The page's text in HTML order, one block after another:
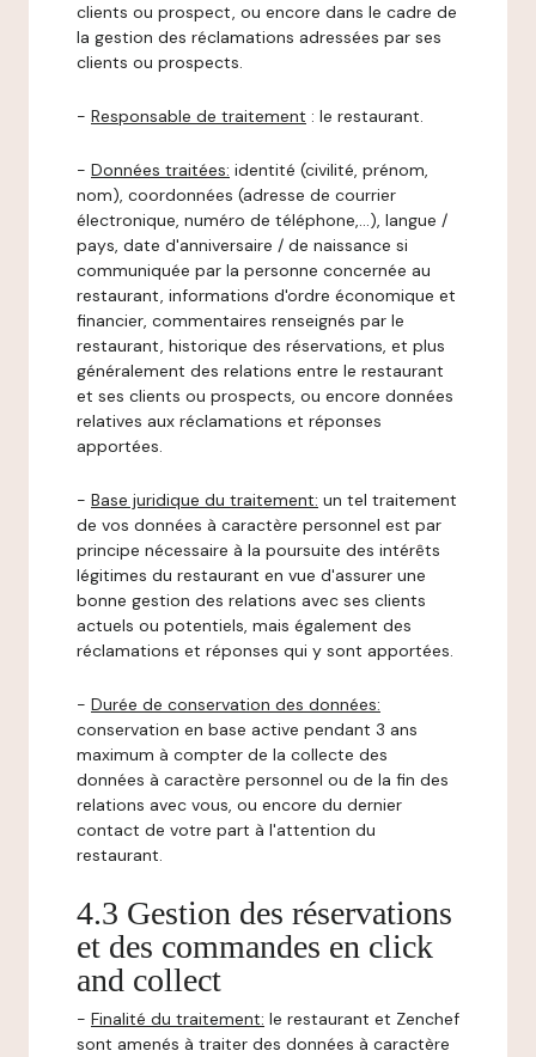
clients ou prospect, ou encore dans le cadre de
la gestion des réclamations adressées par ses
clients ou prospects.
- Responsable de traitement : le restaurant.
- Données traitées: identité (civilité, prénom,
nom), coordonnées (adresse de courrier
électronique, numéro de téléphone,…), langue /
pays, date d'anniversaire / de naissance si
communiquée par la personne concernée au
restaurant, informations d'ordre économique et
financier, commentaires renseignés par le
restaurant, historique des réservations, et plus
généralement des relations entre le restaurant
et ses clients ou prospects, ou encore données
relatives aux réclamations et réponses
apportées.
- Base juridique du traitement: un tel traitement
de vos données à caractère personnel est par
principe nécessaire à la poursuite des intérêts
légitimes du restaurant en vue d'assurer une
bonne gestion des relations avec ses clients
actuels ou potentiels, mais également des
réclamations et réponses qui y sont apportées.
- Durée de conservation des données:
conservation en base active pendant 3 ans
maximum à compter de la collecte des
données à caractère personnel ou de la fin des
relations avec vous, ou encore du dernier
contact de votre part à l'attention du
restaurant.
4.3 Gestion des réservations
et des commandes en click
and collect
- Finalité du traitement: le restaurant et Zenchef
sont amenés à traiter des données à caractère